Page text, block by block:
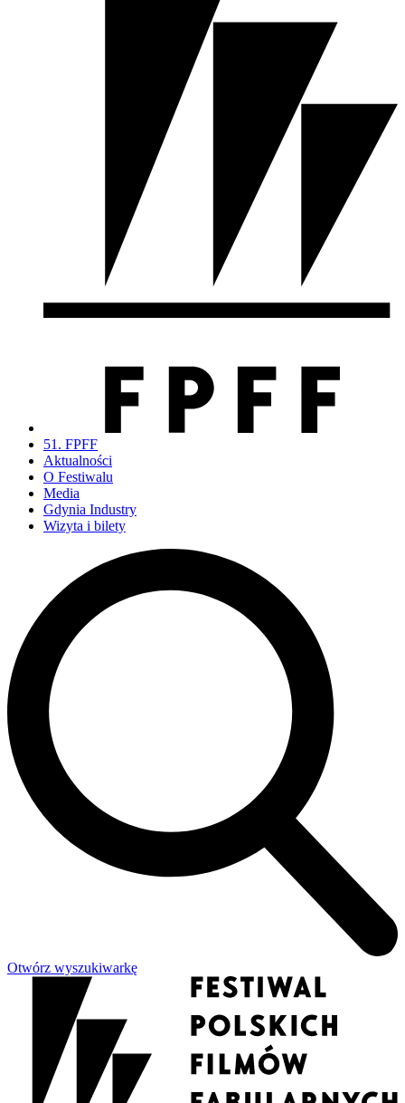
51. FPFF
Aktualności
O Festiwalu
Media
Gdynia Industry
Wizyta i bilety
Otwórz wyszukiwarkę